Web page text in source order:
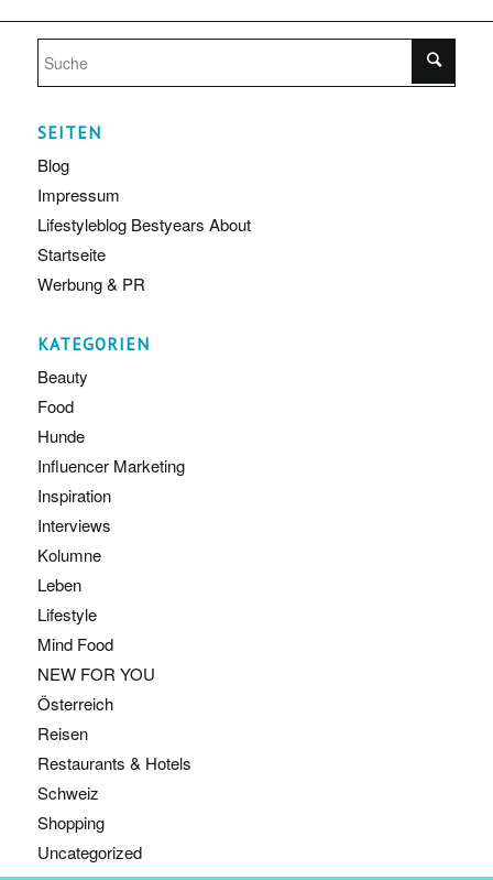
SEITEN
Blog
Impressum
Lifestyleblog Bestyears About
Startseite
Werbung & PR
KATEGORIEN
Beauty
Food
Hunde
Influencer Marketing
Inspiration
Interviews
Kolumne
Leben
Lifestyle
Mind Food
NEW FOR YOU
Österreich
Reisen
Restaurants & Hotels
Schweiz
Shopping
Uncategorized